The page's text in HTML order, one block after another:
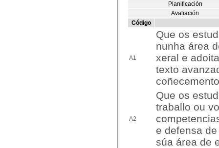
Planificación
Avaliación
Código
A1
Que os
nunha área
xeral e
texto
A2
Que os
traballo ou
e defensa
súa área de